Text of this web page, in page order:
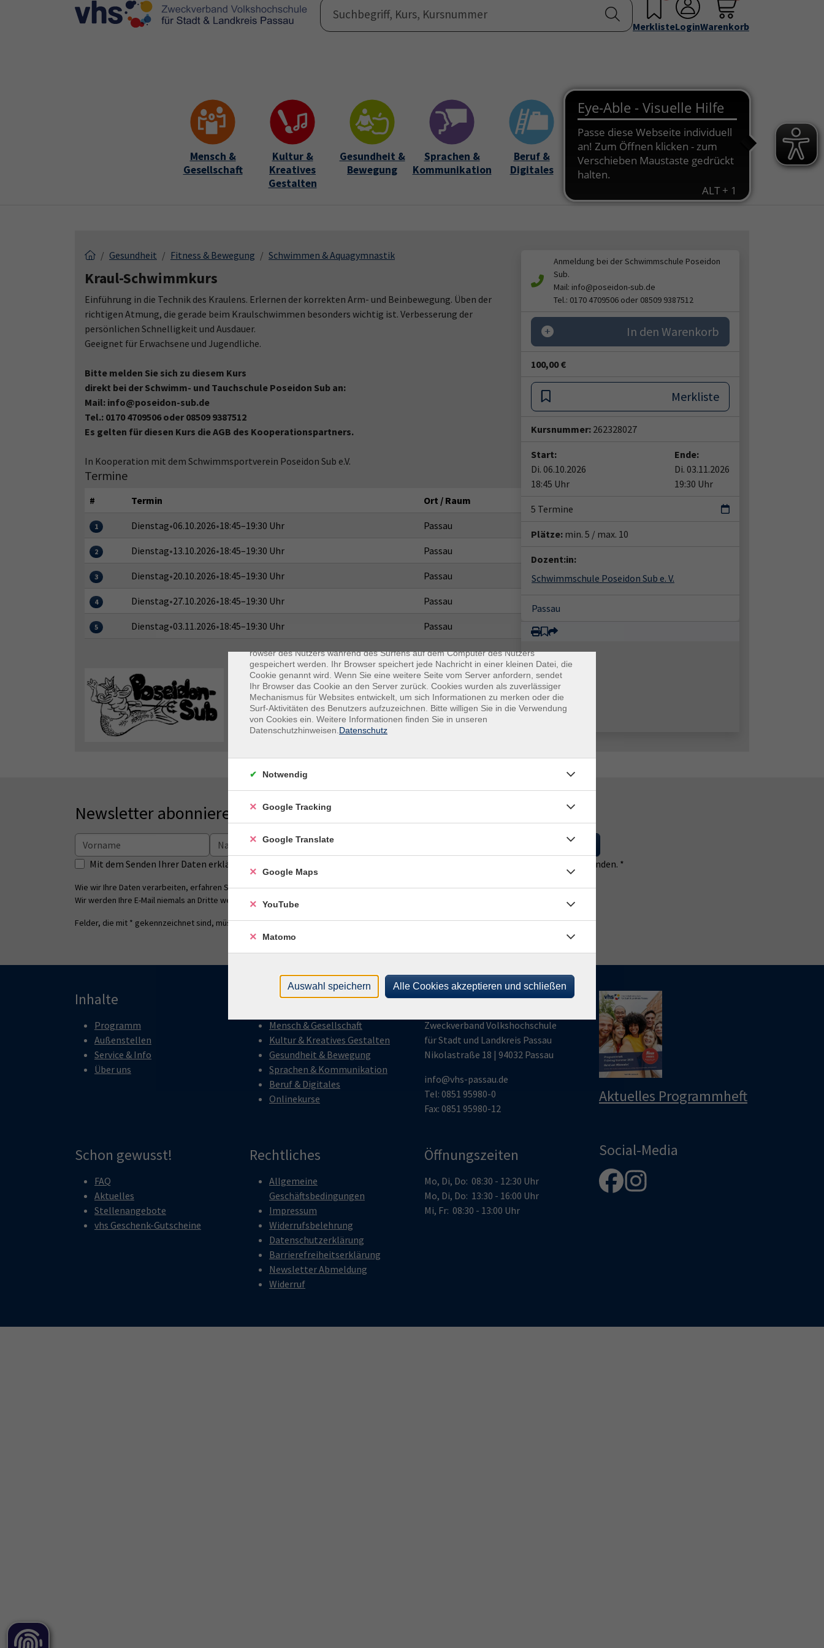
Skip to main content
Skip to page footer Programm Submenu for "Programm"Submenu for "Außenstellen"
Service & Info Submenu for "Service & Info"
Über uns
MerklisteLoginWarenkorb
Mensch &
Gesellschaft
Kultur &
Kreatives
Gestalten
Gesundheit &
Bewegung
Sprachen &
Kommunikation
Beruf &
Digitales
Onlinekurse
Gesundheit Fitness & Bewegung Schwimmen & Aquagymnastik
Kraul-Schwimmkurs
Einführung in die Technik des Kraulens. Erlernen der korrekten Arm- und Beinbewegung. Üben der
richtigen Atmung, die gerade beim Kraulschwimmen besonders wichtig ist. Verbesserung der
persönlichen Schnelligkeit und Ausdauer.
Geeignet für Erwachsene und Jugendliche.
Bitte melden Sie sich zu diesem Kurs
direkt bei der Schwimm- und Tauchschule Poseidon Sub an:
Mail: info@poseidon-sub.de
Tel.: 0170 4709506 oder 08509 9387512
Es gelten für diesen Kurs die AGB des Kooperationspartners.
In Kooperation mit dem Schwimmsportverein Poseidon Sub e.V.
Termine
# Termin Ort / Raum
1 Dienstag•06.10.2026•18:45–19:30 Uhr Passau
2 Dienstag•13.10.2026•18:45–19:30 Uhr Passau
3 Dienstag•20.10.2026•18:45–19:30 Uhr Passau
4 Dienstag•27.10.2026•18:45–19:30 Uhr Passau
5 Dienstag•03.11.2026•18:45–19:30 Uhr Passau
Anmeldung bei der Schwimmschule Poseidon
Sub.
Mail: info@poseidon-sub.de
Tel.: 0170 4709506 oder 08509 9387512
In den Warenkorb
100,00 €
Merkliste
Kursnummer: 262328027
Start:
Di. 06.10.2026
18:45 Uhr
Ende:
Di. 03.11.2026
19:30 Uhr
5 Termine
Plätze: min. 5 / max. 10
Dozent:in:
Schwimmschule Poseidon Sub e. V.
Passau
Newsletter abonnieren
E-Mail Adresse eintragen
Mit dem Senden Ihrer Daten erklären Sie sich mit der Verarbeitung gemäß unseren Datenschutzbestimmungen einverstanden. *
Wie wir Ihre Daten verarbeiten, erfahren Sie in unserenDatenschutzbestimmungen.
Wir werden Ihre E-Mail niemals an Dritte weitergeben.
Felder, die mit * gekennzeichnet sind, müssen ausgefüllt werden.
Inhalte
Programm
Außenstellen
Service & Info
Über uns
Programm
Mensch & Gesellschaft
Kultur & Kreatives Gestalten
Gesundheit & Bewegung
Sprachen & Kommunikation
Beruf & Digitales
Onlinekurse
vhs Passau
Zweckverband Volkshochschule
für Stadt und Landkreis Passau
Nikolastraße 18 | 94032 Passau
info@vhs-passau.de
Tel: 0851 95980-0
Fax: 0851 95980-12
Aktuelles Programmheft
Schon gewusst!
FAQ
Aktuelles
Stellenangebote
vhs Geschenk-Gutscheine
Rechtliches
Allgemeine
Geschäftsbedingungen
Impressum
Widerrufsbelehrung
Datenschutzerklärung
Barrierefreiheitserklärung
Newsletter Abmeldung
Widerruf
Öffnungszeiten
Mo, Di, Do: 08:30 - 12:30 Uhr
Mo, Di, Do: 13:30 - 16:00 Uhr
Mi, Fr: 08:30 - 13:00 Uhr
Social-Media
Datenschutz
rowser des Nutzers während des Surfens auf dem Computer des Nutzers
gespeichert werden. Ihr Browser speichert jede Nachricht in einer kleinen Datei, die
Cookie genannt wird. Wenn Sie eine weitere Seite vom Server anfordern, sendet
Ihr Browser das Cookie an den Server zurück. Cookies wurden als zuverlässiger
Mechanismus für Websites entwickelt, um sich Informationen zu merken oder die
Surf-Aktivitäten des Benutzers aufzuzeichnen. Bitte willigen Sie in die Verwendung
von Cookies ein. Weitere Informationen finden Sie in unseren
Datenschutzhinweisen. Datenschutz
Notwendig
Google Tracking
Google Translate
Google Maps
YouTube
Matomo
Auswahl speichern Alle Cookies akzeptieren und schließen